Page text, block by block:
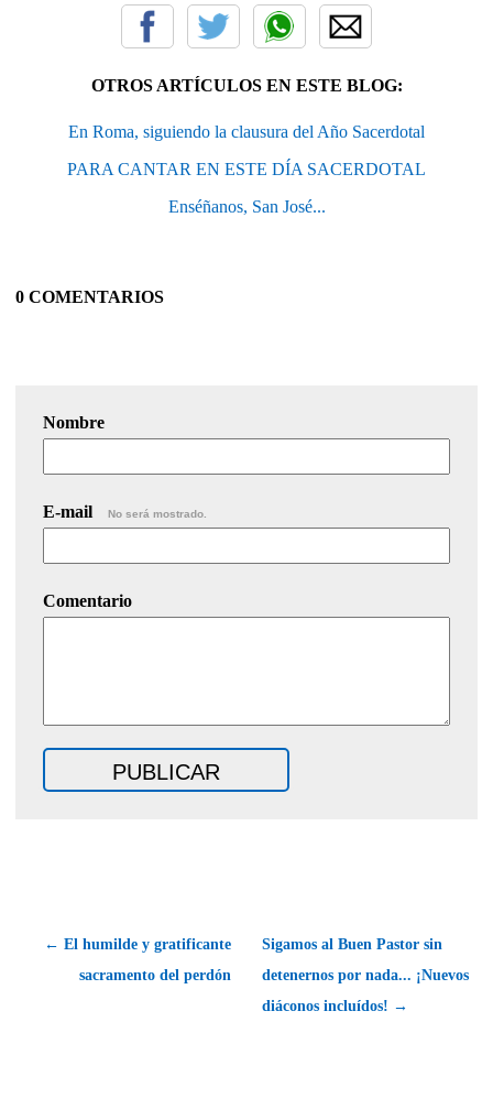
OTROS ARTÍCULOS EN ESTE BLOG:
En Roma, siguiendo la clausura del Año Sacerdotal
PARA CANTAR EN ESTE DÍA SACERDOTAL
Enséñanos, San José...
0 COMENTARIOS
Nombre
E-mail No será mostrado.
Comentario
← El humilde y gratificante
sacramento del perdón
Sigamos al Buen Pastor sin
detenernos por nada... ¡Nuevos
diáconos incluídos! →